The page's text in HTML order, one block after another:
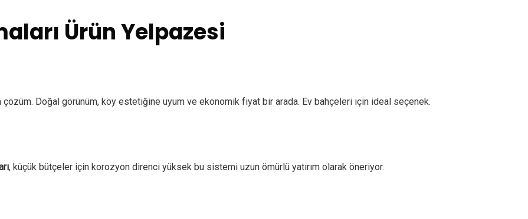
Ürün Yelpazesi
çözüm. Doğal görünüm, köy estetiğine uyum ve ekonomik fiyat bir arada. Ev bahçeleri için ideal seçenek.
, küçük bütçeler için korozyon direnci yüksek bu sistemi uzun ömürlü yatırım olarak öneriyor.